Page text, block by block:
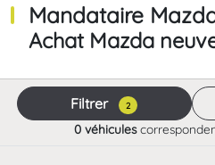
Mandataire
Achat Mazda
Filtrer 2
0 véhicules